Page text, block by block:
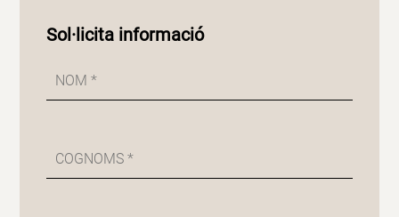
Sol·licita informació